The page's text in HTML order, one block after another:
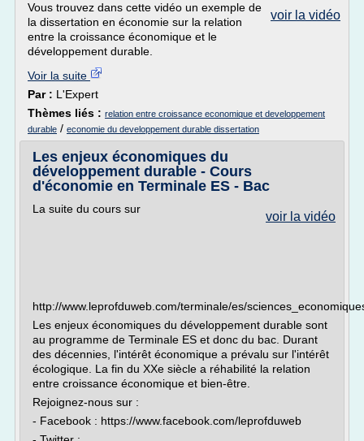
voir la vidéo
Vous trouvez dans cette vidéo un exemple de
la dissertation en économie sur la relation
entre la croissance économique et le
développement durable.
Voir la suite
Par : L'Expert
Thèmes liés : relation entre croissance economique et developpement
durable / economie du developpement durable dissertation
Les enjeux économiques du
développement durable - Cours
d'économie en Terminale ES - Bac
voir la vidéo
La suite du cours sur
http://www.leprofduweb.com/terminale/es/
Les enjeux économiques du développement durable sont
au programme de Terminale ES et donc du bac. Durant
des décennies, l'intérêt économique a prévalu sur l'intérêt
écologique. La fin du XXe siècle a réhabilité la relation
entre croissance économique et bien-être.
Rejoignez-nous sur :
- Facebook : https://www.facebook.com/leprofduweb